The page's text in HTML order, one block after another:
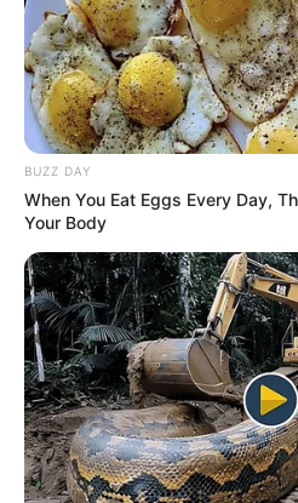
BUZZ DAY
When You Eat Eggs Every Day,
Your Body